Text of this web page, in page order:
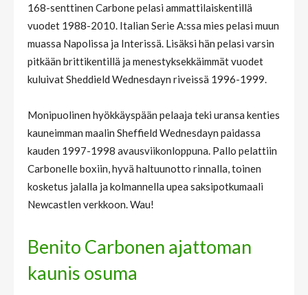
168-senttinen Carbone pelasi ammattilaiskentillä
vuodet 1988-2010. Italian Serie A:ssa mies pelasi muun
muassa Napolissa ja Interissä. Lisäksi hän pelasi varsin
pitkään brittikentillä ja menestyksekkäimmät vuodet
kuluivat Sheddield Wednesdayn riveissä 1996-1999.
Monipuolinen hyökkäyspään pelaaja teki uransa kenties
kauneimman maalin Sheffield Wednesdayn paidassa
kauden 1997-1998 avausviikonloppuna. Pallo pelattiin
Carbonelle boxiin, hyvä haltuunotto rinnalla, toinen
kosketus jalalla ja kolmannella upea saksipotkumaali
Newcastlen verkkoon. Wau!
Benito Carbonen ajattoman
kaunis osuma